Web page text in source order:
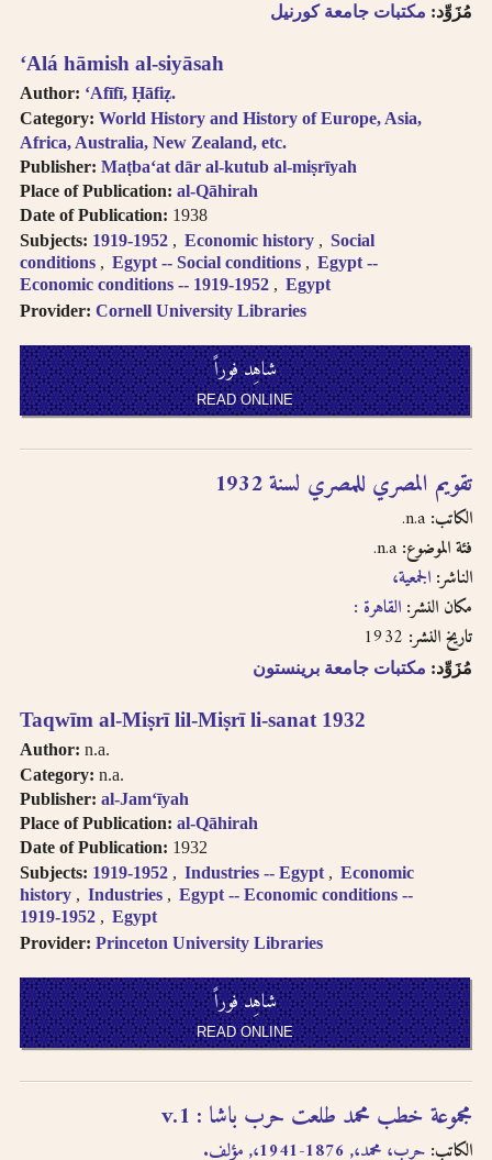
ʻAlá hāmish al-siyāsah
Author: ʻAfīfī, Ḥāfiẓ.
Category: World History and History of Europe, Asia,
Africa, Australia, New Zealand, etc.
Publisher: Maṭbaʻat dār al-kutub al-miṣrīyah
Place of Publication: al-Qāhirah
Date of Publication: 1938
Subjects: 1919-1952 Economic history
Social
conditions
Egypt -- Social conditions
Egypt --
Economic conditions -- 1919-1952
Egypt
Provider: Cornell University Libraries
شاهِد فوراً
READ ONLINE
مُزَوِّد: مكتبات جامعة كورنيل
Taqwīm al-Miṣrī lil-Miṣrī li-sanat 1932
Author: n.a.
Category: n.a.
Publisher: al-Jamʻīyah
Place of Publication: al-Qāhirah
Date of Publication: 1932
Subjects: 1919-1952 Industries -- Egypt
Economic
history
Industries
Egypt -- Economic conditions --
1919-1952
Egypt
Provider: Princeton University Libraries
شاهِد فوراً
READ ONLINE
تقويم المصري للمصري لسنة 1932
الكاتب:
فئة الموضوع:
الناشر: الجمعية،
مكان النشر: القاهرة :
تاريخ النشر:
مُزَوِّد: مكتبات جامعة برينستون
مجموعة خطب محمد طلعت حرب باشا : v.1
الكاتب: حرب، محمد،, 1876-1941،, مؤلف.